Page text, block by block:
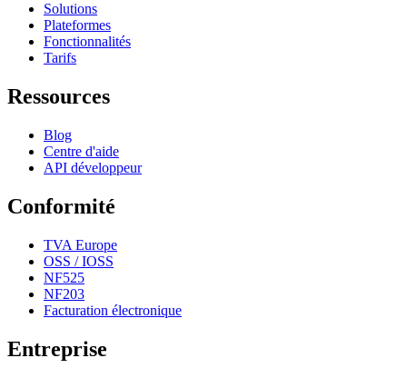
Solutions
Plateformes
Fonctionnalités
Tarifs
Ressources
Blog
Centre d'aide
API développeur
Conformité
TVA Europe
OSS / IOSS
NF525
NF203
Facturation électronique
Entreprise